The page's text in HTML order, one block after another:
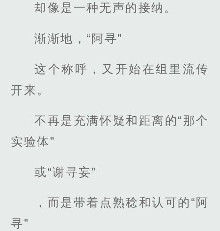
却像是一种无声的接纳。
渐渐地，“阿寻”
这个称呼，又开始在组里流传
开来。
不再是充满怀疑和距离的“那个
实验体”
或“谢寻妄”
，而是带着点熟稔和认可的“阿
寻”